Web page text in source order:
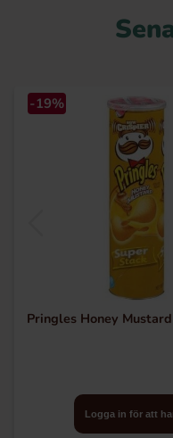
-19%
Pringles Honey
Logga in för att